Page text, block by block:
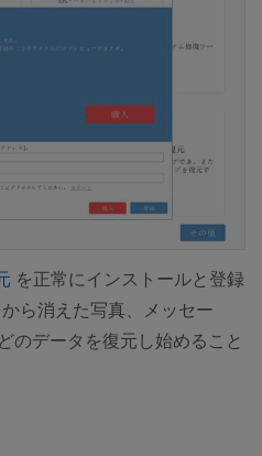
(opens new window)
を正常にインストールと登録
ら消えた写真、メッセー
のデータを復元し始めること